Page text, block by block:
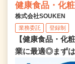
健康食品・化
株式会社SOUKEN
業務委託 登録制
【健康食品・化
業に最適◎まず